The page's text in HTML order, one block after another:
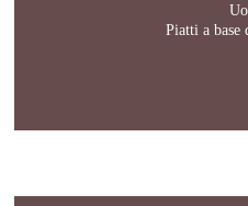
Piatti a base